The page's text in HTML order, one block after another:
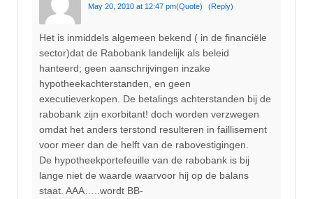
May 20, 2010 at 12:47 pm(Quote) (Reply)
Het is inmiddels algemeen bekend ( in de financiële
sector)dat de Rabobank landelijk als beleid
hanteerd; geen aanschrijvingen inzake
hypotheekachterstanden, en geen
executieverkopen. De betalings achterstanden bij de
rabobank zijn exorbitant! doch worden verzwegen
omdat het anders terstond resulteren in faillisement
voor meer dan de helft van de rabovestigingen.
De hypotheekportefeuille van de rabobank is bij
lange niet de waarde waarvoor hij op de balans
staat. AAA…..wordt BB-